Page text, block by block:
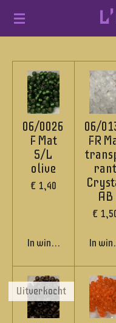
Ga
hoofdinhoud
06/0026
F Mat
S/L
olive
€ 1,40
In winkelwagen
06/
FR
rant
AB
€
In
Uitverkocht